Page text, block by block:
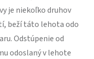
je niekoľko druhov
beží táto lehota odo
Odstúpenie od
odoslaný v lehote